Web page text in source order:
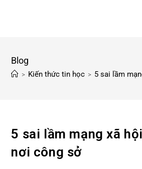
Blog
> Kiến thức tin học > 5 sai lầm
5 sai lầm mạng xã
nơi công sở